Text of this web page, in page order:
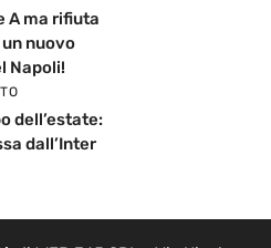
A ma rifiuta
nuovo
Napoli!
dell’estate:
dall’Inter